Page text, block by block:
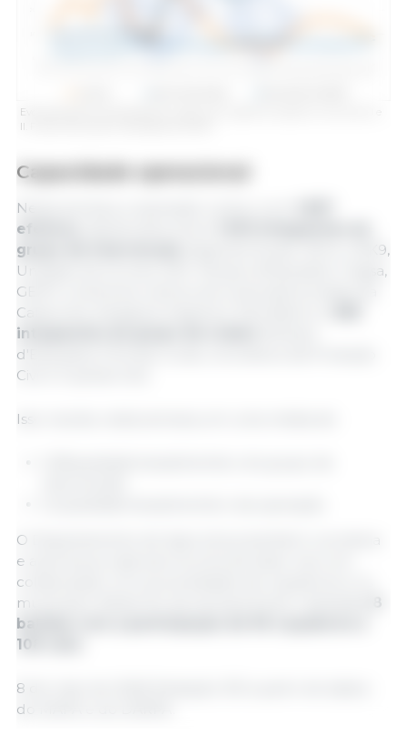
Evolução semanal de positivos, capturas e vigilância passiva nas zonas I e
II. Fonte: 333 a partir de dados do MAPA.
Capacidade operacional
Nesta semana, a operação contou com
efetivos
grupo de intervenção
(Agentes Rurais, GECA, GEK9,
Unidade de Drones, ADF, Mossos d'Esquadra, Tragsa,
GEPIF e binômios caninos de empresas privadas da
Catalunha, Zaragoza, Segóvia e País Basco) e
integrantes do grupo de ordem
d'Esquadra, Polícias Locais, voluntários da Proteção
Civil e Guarda Civil).
Isso resulta, nesta semana, em uma média de:
O Departamento de Agricultura também coordena
e autoriza as capturas na zona de baixo risco em
colaboração com as sociedades de caçadores e os
municípios. Neste fim de semana foram realizadas
batidas com a participação de 96 caçadores e
108 cães
8 de maio de 2026/ Redação 333 a partir de dados
do MAPA e do DARPA.